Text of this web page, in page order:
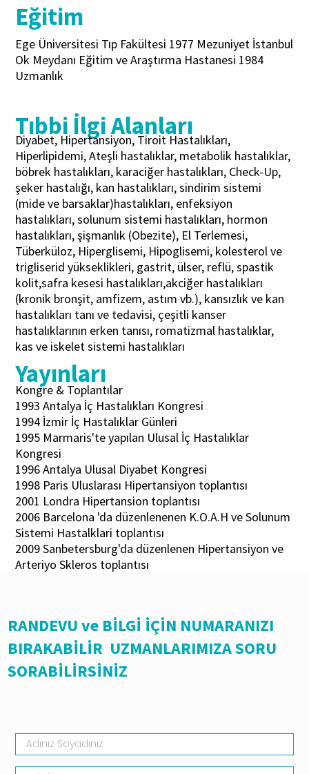
Eğitim
Ege Üniversitesi Tıp Fakültesi 1977 Mezuniyet İstanbul
Ok Meydanı Eğitim ve Araştırma Hastanesi 1984
Uzmanlık
Tıbbi İlgi Alanları
Diyabet, Hipertansiyon, Tiroit Hastalıkları,
Hiperlipidemi, Ateşli hastalıklar, metabolik hastalıklar,
böbrek hastalıkları, karaciğer hastalıkları, Check-Up,
şeker hastalığı, kan hastalıkları, sindirim sistemi
(mide ve barsaklar)hastalıkları, enfeksiyon
hastalıkları, solunum sistemi hastalıkları, hormon
hastalıkları, şişmanlık (Obezite), El Terlemesi,
Tüberküloz, Hiperglisemi, Hipoglisemi, kolesterol ve
trigliserid yükseklikleri, gastrit, ülser, reflü, spastik
kolit,safra kesesi hastalıkları,akciğer hastalıkları
(kronik bronşit, amfizem, astım vb.), kansızlık ve kan
hastalıkları tanı ve tedavisi, çeşitli kanser
hastalıklarının erken tanısı, romatizmal hastalıklar,
kas ve iskelet sistemi hastalıkları
Yayınları
Kongre & Toplantılar
1993 Antalya İç Hastalıkları Kongresi
1994 İzmir İç Hastalıklar Günleri
1995 Marmaris'te yapılan Ulusal İç Hastalıklar
Kongresi
1996 Antalya Ulusal Diyabet Kongresi
1998 Paris Uluslarası Hipertansiyon toplantısı
2001 Londra Hipertansion toplantısı
2006 Barcelona 'da düzenlenenen K.O.A.H ve Solunum
Sistemi Hastalklari toplantısı
2009 Sanbetersburg'da düzenlenen Hipertansiyon ve
Arteriyo Skleros toplantısı
RANDEVU ve BİLGİ İÇİN NUMARANIZI
BIRAKABİLİR UZMANLARIMIZA SORU
SORABİLİRSİNİZ